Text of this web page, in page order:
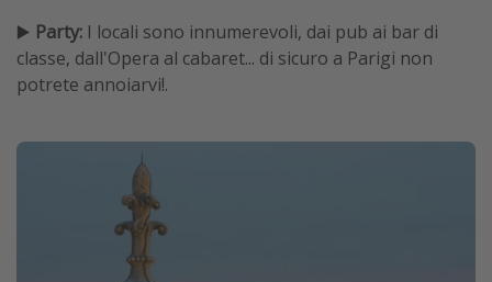
▶️ Party: I locali sono innumerevoli, dai pub ai bar di
classe, dall'Opera al cabaret... di sicuro a Parigi non
potrete annoiarvi!.